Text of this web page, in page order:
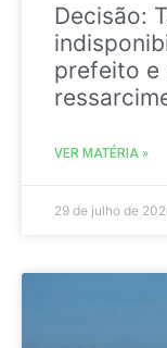
Decisão:
prefeito e
VER MATÉRIA »
29 de julho de